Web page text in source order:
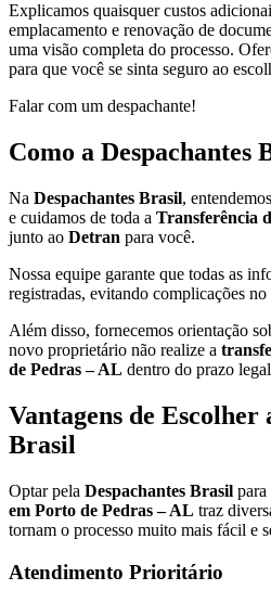
Explicamos quaisquer custos
emplacamento e renovação de
uma visão completa do processo.
para que você se sinta seguro ao
Falar com um despachante!
Como a Despachantes
Na Despachantes Brasil,
e cuidamos de toda a Transferência
junto ao Detran para você.
Nossa equipe garante que todas as
registradas, evitando complicações
Além disso, fornecemos orientação
novo proprietário não realize a
de Pedras – AL dentro do prazo
Vantagens de Escolher
Brasil
Optar pela Despachantes Brasil para
em Porto de Pedras – AL traz
tornam o processo muito mais fácil e
Atendimento Prioritário